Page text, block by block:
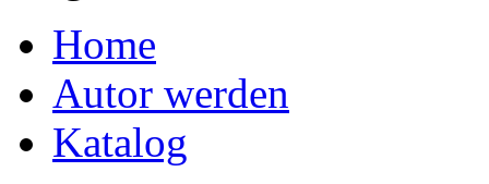
Home
Autor werden
Katalog